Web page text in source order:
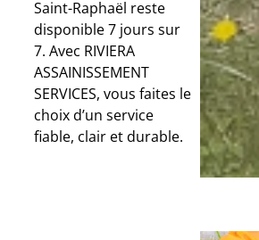
Saint-Raphaël reste
disponible 7 jours sur
7. Avec RIVIERA
ASSAINISSEMENT
SERVICES, vous faites le
choix d’un service
fiable, clair et durable.